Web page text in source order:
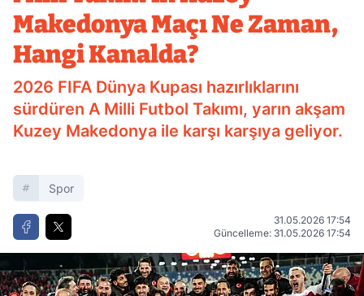
Makedonya Maçı Ne Zaman,
Hangi Kanalda?
2026 FIFA Dünya Kupası hazırlıklarını
sürdüren A Milli Futbol Takımı, yarın akşam
Kuzey Makedonya ile karşı karşıya geliyor.
Spor
31.05.2026 17:54
Güncelleme: 31.05.2026 17:54